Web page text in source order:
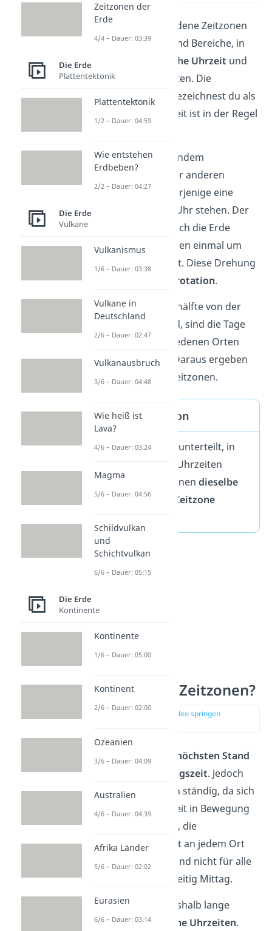
Die Erde ist in verschiedene Zeitzonen
aufgeteilt. Zeitzonen sind Bereiche, in
denen
gleiche Uhrzeit und
dasgleiche Datum
gelten. Die
gemeinsame Uhrzeit bezeichnest du als
. Die Zonenzeit ist in der Regel
staatlich geregelt.
Wenn du also mit jemandem
telefonierst, der in einer anderen
Zeitzone lebt, so hat derjenige eine
andere Zeit auf seiner Uhr stehen. Der
Grund dafür ist, dass sich die Erde
innerhalb von 24 Stunden einmal um
ihre eigene Achse dreht. Diese Drehung
bezeichnest du als
Erdrotation.
Da immer nur eine Erdhälfte von der
Sonne angestrahlt wird, sind die Tage
und Nächte an verschiedenen Orten
auch unterschiedlich. Daraus ergeben
sich 24 verschiedene Zeitzonen.
Zeitzonen Definition
Die Erde ist in Zonen unterteilt, in
denen verschiedene Uhrzeiten
gelten. Gebiete, in denendieselbe
Zeitgilt, werden als
Zeitzone
Warum gibt es Zeitzonen?
zur Stelle im Video springen
Wenn die Sonne ihren
höchsten Stand
erreicht, dann ist
Mittagszeit. Jedoch
ändert sich die Position ständig, da sich
die Erde in die ganze Zeit in Bewegung
befindet. Das bedeutet, die
Sonneneinstrahlung
ist an jedem Ort
der Weltverschieden
und nicht für alle
auf der Erde ist gleichzeitig Mittag.
Auf der Erde gab es deshalb lange
überall unterschiedliche Uhrzeiten.
Zeitzonen der
Erde
4/4 – Dauer: 03:39
Die Erde
Plattentektonik
Plattentektonik
1/2 – Dauer: 04:59
Wie entstehen
Erdbeben?
2/2 – Dauer: 04:27
Die Erde
Vulkane
Vulkanismus
1/6 – Dauer: 03:38
Vulkane in
Deutschland
2/6 – Dauer: 02:47
Vulkanausbruch
3/6 – Dauer: 04:48
Wie heiß ist
Lava?
4/6 – Dauer: 03:24
Magma
5/6 – Dauer: 04:56
Schildvulkan
und
Schichtvulkan
6/6 – Dauer: 05:15
Die Erde
Kontinente
Kontinente
1/6 – Dauer: 05:00
Kontinent
2/6 – Dauer: 02:00
Ozeanien
3/6 – Dauer: 04:09
Australien
4/6 – Dauer: 04:39
Afrika Länder
5/6 – Dauer: 02:02
Eurasien
6/6 – Dauer: 03:14